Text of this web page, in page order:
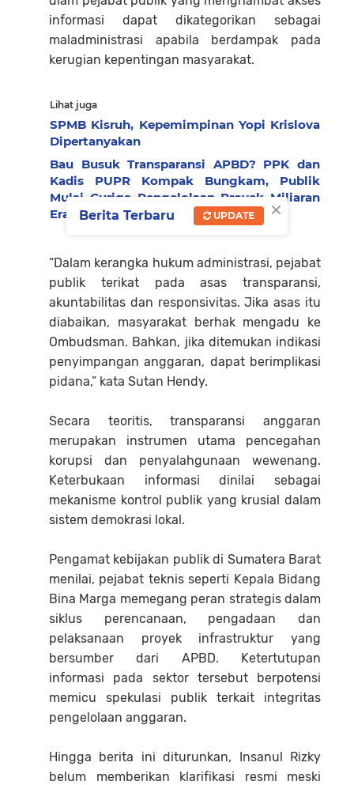
informasi dapat dikategorikan sebagai
maladministrasi apabila berdampak pada
kerugian kepentingan masyarakat.
Lihat juga
SPMB Kisruh, Kepemimpinan Yopi Krislova
Dipertanyakan
Bau Busuk Transparansi APBD? PPK dan
Kadis PUPR Kompak Bungkam, Publik
Mulai Curiga Pengelolaan Proyek Miliaran
Era Fadly-Maigus
“Dalam kerangka hukum administrasi, pejabat
publik terikat pada asas transparansi,
akuntabilitas dan responsivitas. Jika asas itu
diabaikan, masyarakat berhak mengadu ke
Ombudsman. Bahkan, jika ditemukan indikasi
penyimpangan anggaran, dapat berimplikasi
pidana,” kata Sutan Hendy.
Secara teoritis, transparansi anggaran
merupakan instrumen utama pencegahan
korupsi dan penyalahgunaan wewenang.
Keterbukaan informasi dinilai sebagai
mekanisme kontrol publik yang krusial dalam
sistem demokrasi lokal.
Pengamat kebijakan publik di Sumatera Barat
menilai, pejabat teknis seperti Kepala Bidang
Bina Marga memegang peran strategis dalam
siklus perencanaan, pengadaan dan
pelaksanaan proyek infrastruktur yang
bersumber dari APBD. Ketertutupan
informasi pada sektor tersebut berpotensi
memicu spekulasi publik terkait integritas
pengelolaan anggaran.
Hingga berita ini diturunkan, Insanul Rizky
belum memberikan klarifikasi resmi meski
×
Berita Terbaru UPDATE